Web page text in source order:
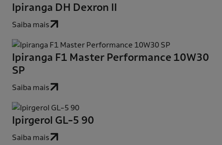
Ipiranga DH Dexron II
Saiba mais
Ipiranga F1 Master Performance 10W30
SP
Saiba mais
Ipirgerol GL-5 90
Saiba mais